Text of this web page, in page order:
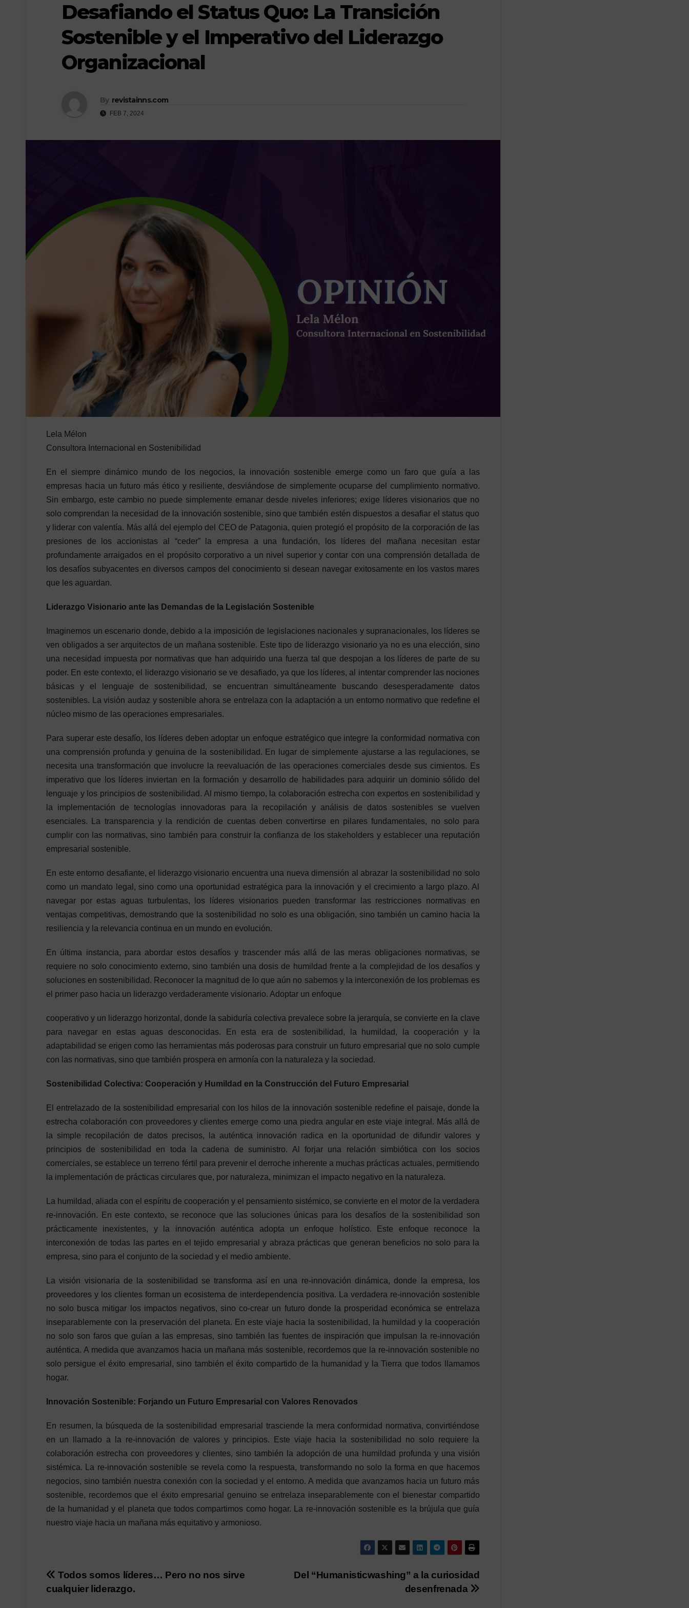
Desafiando el Status Quo: La Transición
Sostenible y el Imperativo del Liderazgo
Organizacional
By revistainns.com
FEB 7, 2024
Lela Mélon
Consultora Internacional en Sostenibilidad
En el siempre dinámico mundo de los negocios, la innovación sostenible emerge como un faro que guía a las
empresas hacia un futuro más ético y resiliente, desviándose de simplemente ocuparse del cumplimiento normativo.
Sin embargo, este cambio no puede simplemente emanar desde niveles inferiores; exige líderes visionarios que no
solo comprendan la necesidad de la innovación sostenible, sino que también estén dispuestos a desafiar el status quo
y liderar con valentía. Más allá del ejemplo del CEO de Patagonia, quien protegió el propósito de la corporación de las
presiones de los accionistas al “ceder” la empresa a una fundación, los líderes del mañana necesitan estar
profundamente arraigados en el propósito corporativo a un nivel superior y contar con una comprensión detallada de
los desafíos subyacentes en diversos campos del conocimiento si desean navegar exitosamente en los vastos mares
que les aguardan.
Liderazgo Visionario ante las Demandas de la Legislación Sostenible
Imaginemos un escenario donde, debido a la imposición de legislaciones nacionales y supranacionales, los líderes se
ven obligados a ser arquitectos de un mañana sostenible. Este tipo de liderazgo visionario ya no es una elección, sino
una necesidad impuesta por normativas que han adquirido una fuerza tal que despojan a los líderes de parte de su
poder. En este contexto, el liderazgo visionario se ve desafiado, ya que los líderes, al intentar comprender las nociones
básicas y el lenguaje de sostenibilidad, se encuentran simultáneamente buscando desesperadamente datos
sostenibles. La visión audaz y sostenible ahora se entrelaza con la adaptación a un entorno normativo que redefine el
núcleo mismo de las operaciones empresariales.
Para superar este desafío, los líderes deben adoptar un enfoque estratégico que integre la conformidad normativa con
una comprensión profunda y genuina de la sostenibilidad. En lugar de simplemente ajustarse a las regulaciones, se
necesita una transformación que involucre la reevaluación de las operaciones comerciales desde sus cimientos. Es
imperativo que los líderes inviertan en la formación y desarrollo de habilidades para adquirir un dominio sólido del
lenguaje y los principios de sostenibilidad. Al mismo tiempo, la colaboración estrecha con expertos en sostenibilidad y
la implementación de tecnologías innovadoras para la recopilación y análisis de datos sostenibles se vuelven
esenciales. La transparencia y la rendición de cuentas deben convertirse en pilares fundamentales, no solo para
cumplir con las normativas, sino también para construir la confianza de los stakeholders y establecer una reputación
empresarial sostenible.
En este entorno desafiante, el liderazgo visionario encuentra una nueva dimensión al abrazar la sostenibilidad no solo
como un mandato legal, sino como una oportunidad estratégica para la innovación y el crecimiento a largo plazo. Al
navegar por estas aguas turbulentas, los líderes visionarios pueden transformar las restricciones normativas en
ventajas competitivas, demostrando que la sostenibilidad no solo es una obligación, sino también un camino hacia la
resiliencia y la relevancia continua en un mundo en evolución.
En última instancia, para abordar estos desafíos y trascender más allá de las meras obligaciones normativas, se
requiere no solo conocimiento externo, sino también una dosis de humildad frente a la complejidad de los desafíos y
soluciones en sostenibilidad. Reconocer la magnitud de lo que aún no sabemos y la interconexión de los problemas es
el primer paso hacia un liderazgo verdaderamente visionario. Adoptar un enfoque
cooperativo y un liderazgo horizontal, donde la sabiduría colectiva prevalece sobre la jerarquía, se convierte en la clave
para navegar en estas aguas desconocidas. En esta era de sostenibilidad, la humildad, la cooperación y la
adaptabilidad se erigen como las herramientas más poderosas para construir un futuro empresarial que no solo cumple
con las normativas, sino que también prospera en armonía con la naturaleza y la sociedad.
Sostenibilidad Colectiva: Cooperación y Humildad en la Construcción del Futuro Empresarial
El entrelazado de la sostenibilidad empresarial con los hilos de la innovación sostenible redefine el paisaje, donde la
estrecha colaboración con proveedores y clientes emerge como una piedra angular en este viaje integral. Más allá de
la simple recopilación de datos precisos, la auténtica innovación radica en la oportunidad de difundir valores y
principios de sostenibilidad en toda la cadena de suministro. Al forjar una relación simbiótica con los socios
comerciales, se establece un terreno fértil para prevenir el derroche inherente a muchas prácticas actuales, permitiendo
la implementación de prácticas circulares que, por naturaleza, minimizan el impacto negativo en la naturaleza.
La humildad, aliada con el espíritu de cooperación y el pensamiento sistémico, se convierte en el motor de la verdadera
re-innovación. En este contexto, se reconoce que las soluciones únicas para los desafíos de la sostenibilidad son
prácticamente inexistentes, y la innovación auténtica adopta un enfoque holístico. Este enfoque reconoce la
interconexión de todas las partes en el tejido empresarial y abraza prácticas que generan beneficios no solo para la
empresa, sino para el conjunto de la sociedad y el medio ambiente.
La visión visionaria de la sostenibilidad se transforma así en una re-innovación dinámica, donde la empresa, los
proveedores y los clientes forman un ecosistema de interdependencia positiva. La verdadera re-innovación sostenible
no solo busca mitigar los impactos negativos, sino co-crear un futuro donde la prosperidad económica se entrelaza
inseparablemente con la preservación del planeta. En este viaje hacia la sostenibilidad, la humildad y la cooperación
no solo son faros que guían a las empresas, sino también las fuentes de inspiración que impulsan la re-innovación
auténtica. A medida que avanzamos hacia un mañana más sostenible, recordemos que la re-innovación sostenible no
solo persigue el éxito empresarial, sino también el éxito compartido de la humanidad y la Tierra que todos llamamos
hogar.
Innovación Sostenible: Forjando un Futuro Empresarial con Valores Renovados
En resumen, la búsqueda de la sostenibilidad empresarial trasciende la mera conformidad normativa, convirtiéndose
en un llamado a la re-innovación de valores y principios. Este viaje hacia la sostenibilidad no solo requiere la
colaboración estrecha con proveedores y clientes, sino también la adopción de una humildad profunda y una visión
sistémica. La re-innovación sostenible se revela como la respuesta, transformando no solo la forma en que hacemos
negocios, sino también nuestra conexión con la sociedad y el entorno. A medida que avanzamos hacia un futuro más
sostenible, recordemos que el éxito empresarial genuino se entrelaza inseparablemente con el bienestar compartido
de la humanidad y el planeta que todos compartimos como hogar. La re-innovación sostenible es la brújula que guía
nuestro viaje hacia un mañana más equitativo y armonioso.
Post
navigation
Del “Humanisticwashing” a la curiosidad
desenfrenada
Todos somos líderes… Pero no nos sirve
cualquier liderazgo.